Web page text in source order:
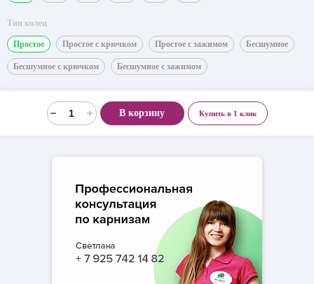
Тип колец
Простое Простое с крючком Простое с зажимом Бесшумное
Бесшумное с крючком Бесшумное с зажимом
В корзину Купить в 1 клик